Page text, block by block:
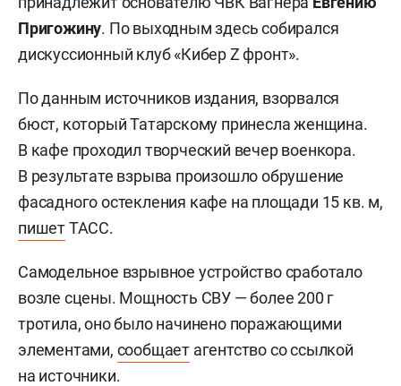
Пригожину. По выходным здесь собирался
дискуссионный клуб «Кибер Z фронт».
По данным источников издания, взорвался
бюст, который Татарскому принесла женщина.
В кафе проходил творческий вечер военкора.
В результате взрыва произошло обрушение
фасадного остекления кафе на площади 15 кв. м,
пишетТАСС.
Самодельное взрывное устройство сработало
возле сцены. Мощность СВУ — более 200 г
тротила, оно было начинено поражающими
элементами, сообщает агентство со ссылкой
на источники.